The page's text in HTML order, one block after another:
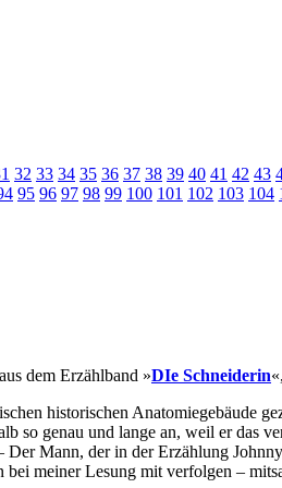
32 33 34 35 36 37 38 39 40 41 42 43
95 96 97 98 99 100 101 102 103 104
dem Erzählband »DIe Schneiderin
historischen Anatomiegebäude
so genau und lange an, weil er das
Mann, der in der Erzählung
meiner Lesung mit verfolgen –